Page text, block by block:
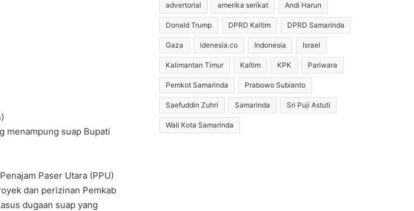
menampung suap Bupati
Paser Utara (PPU)
dan perizinan Pemkab
dugaan suap yang
advertorial amerika serikat Andi Harun
Donald Trump DPRD Kaltim DPRD Samarinda
Gaza idenesia.co Indonesia Israel
Kalimantan Timur Kaltim KPK Pariwara
Pemkot Samarinda Prabowo Subianto
Saefuddin Zuhri Samarinda Sri Puji Astuti
Wali Kota Samarinda